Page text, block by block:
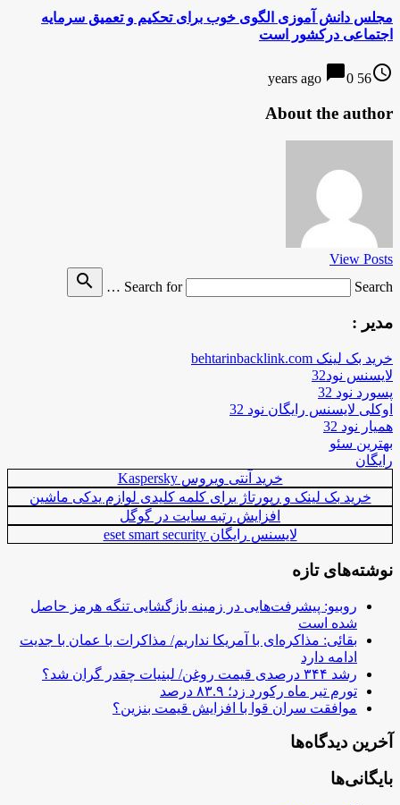
مجلس دانش آموزی الگوی خوب برای تحکیم و تعمیق سرمایه
اجتماعی درکشور است
access_time
56 years ago
chat_bubble0
About the author
View Posts
Search for
Search …
search
مدیر :
خرید بک لینک behtarinbacklink.com
لایسنس نود32
پسورد نود 32
اوکلی لایسنس رایگان نود 32
همیار نود 32
بهترین سئو
رایگان
خرید آنتی ویروس Kaspersky
خرید بک لینک و رپورتاژ برای کلمه کلیدی لوازم یدکی ماشین
افزایش رتبه سایت در گوگل
لایسنس رایگان eset smart security
نوشته‌های تازه
روبیو: پیشرفت‌هایی در زمینه بازگشایی تنگه هرمز حاصل
شده است
بقائی: مذاکره‌ای با آمریکا نداریم/ مذاکرات با عمان با جدیت
ادامه دارد
رشد ۳۴۴ درصدی قیمت روغن/ لبنیات چقدر گران شد؟
تورم تیر ماه رکورد زد؛ ۸۳.۹ درصد
موافقت سران قوا با افزایش قیمت بنزین؟
آخرین دیدگاه‌ها
بایگانی‌ها